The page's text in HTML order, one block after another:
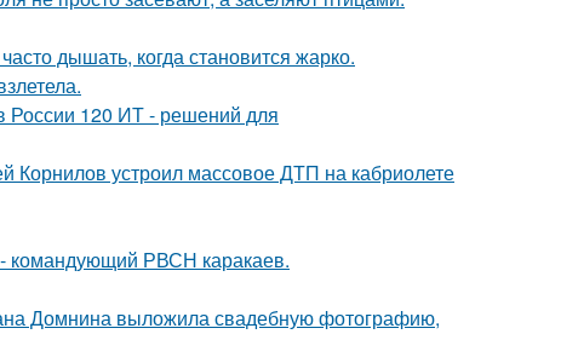
дышать, когда становится жарко.
России 120 ИТ - решений для
Корнилов устроил массовое ДТП на кабриолете
командующий РВСН каракаев.
Домнина выложила свадебную фотографию,